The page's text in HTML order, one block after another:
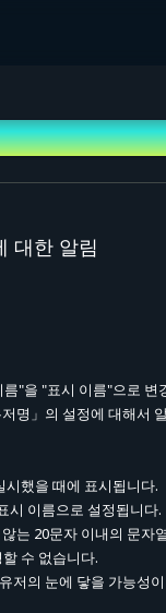
대한 알림
"을 "표시 이름"으로 변
명」의 설정에 대해서
했을 때에 표시됩니다.
시 이름으로 설정됩니다.
는 20문자 이내의 문자
수 없습니다.
저의 눈에 닿을 가능성